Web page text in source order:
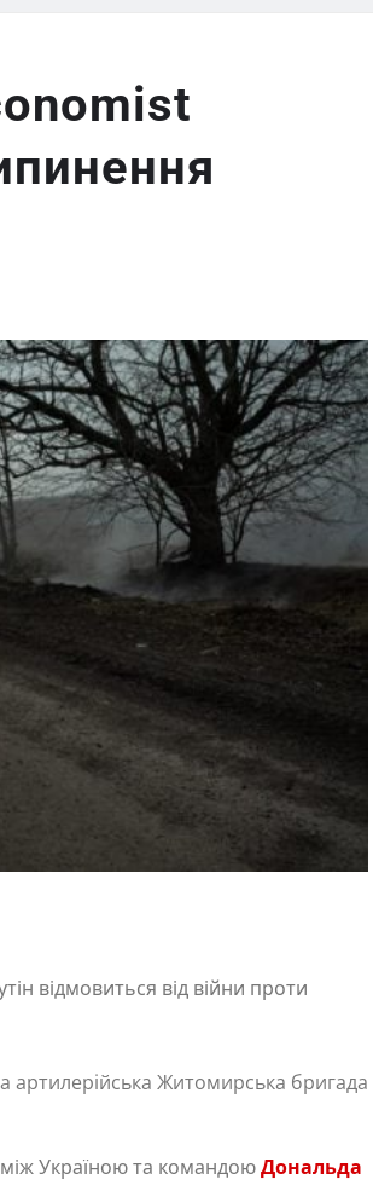
відмовиться від війни проти
артилерійська Житомирська бригада
Україною та командоюДональда